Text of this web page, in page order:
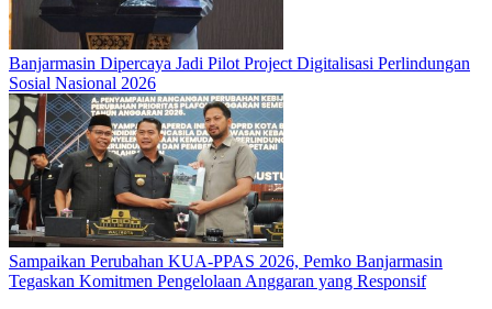
Banjarmasin Dipercaya Jadi Pilot Project Digitalisasi Perlindungan
Sosial Nasional 2026
Sampaikan Perubahan KUA-PPAS 2026, Pemko Banjarmasin
Tegaskan Komitmen Pengelolaan Anggaran yang Responsif